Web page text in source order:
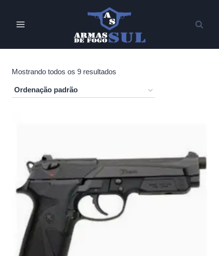
Mostrando todos os 9 resultados